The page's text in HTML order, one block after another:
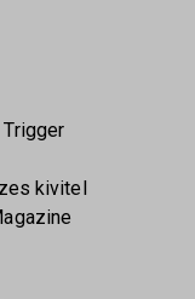
kivitel